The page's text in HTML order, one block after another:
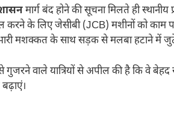
मार्ग बंद होने की सूचना मिलते ही
करने के लिए जेसीबी (JCB) मशीनों को काम
मशक्कत के साथ सड़क से मलबा हटाने में
गुजरने वाले यात्रियों से अपील की है कि वे